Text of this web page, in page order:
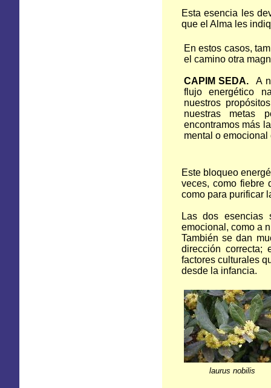
Esta esencia les
que el Alma les
En estos casos,
el camino otra
CAPIM SEDA.
A
flujo energético
nuestros
nuestras metas
encontramos más
mental o
Este bloqueo
veces, como fiebre
como para purificar
Las dos esencias
emocional, como a
También se dan
dirección correcta;
factores culturales
desde la infancia.
laurus nobilis